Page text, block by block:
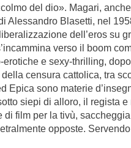
del dio». Magari,
Alessandro Blasetti, nel
dell’eros su
verso il boom
e sexy-thrilling,
censura cattolica, tra
Epica sono materie
siepi di alloro, il regista e
film per la tivù, saccheggia
opposte.